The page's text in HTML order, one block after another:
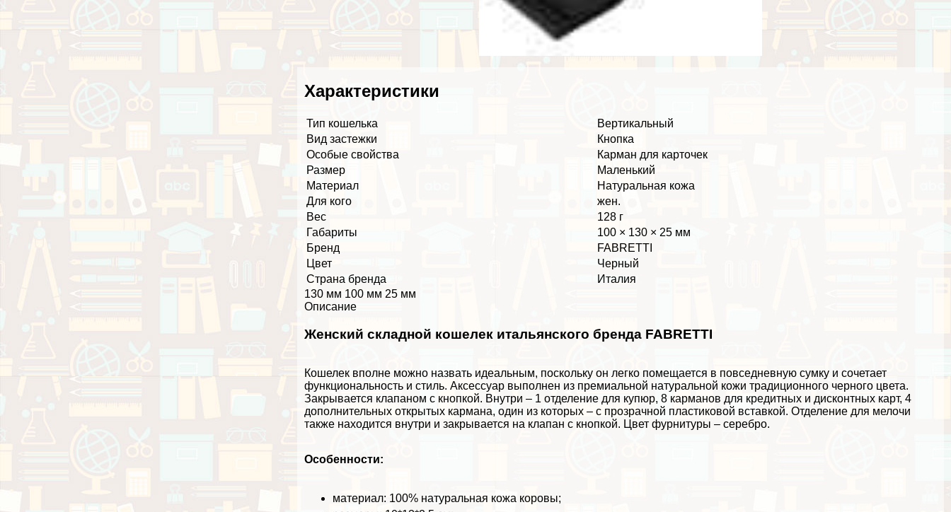
Хаpaктеристики
Тип кошелька
Вертикальный
Вид застежки
Кнопка
Особые свойства
Карман для карточек
Размер
Маленький
Материал
Натуральная кожа
Для кого
жен.
Вес
128 г
Габариты
100 × 130 × 25 мм
Бренд
FABRETTI
Цвет
Черный
Страна бренда
Италия
130 мм 100 мм 25 мм
Описание
Женский складной кошелек итальянского бренда FABRETTI
Кошелек вполне можно назвать идеальным, поскольку он легко помещается в повседневную сумку и сочетает
функциональность и стиль. Аксессуар выполнен из премиальной натуральной кожи традиционного черного цвета.
Закрывается клапаном с кнопкой. Внутри – 1 отделение для купюр, 8 карманов для кредитных и дисконтных карт, 4
дополнительных открытых кармана, один из которых – с прозрачной пластиковой вставкой. Отделение для мелочи
также находится внутри и закрывается на клапан с кнопкой. Цвет фурнитуры – серебро.
Особенности:
материал: 100% натуральная кожа коровы;